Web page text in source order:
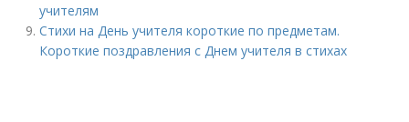
учителям
Стихи на День учителя короткие по предметам.
Короткие поздравления с Днем учителя в стихах